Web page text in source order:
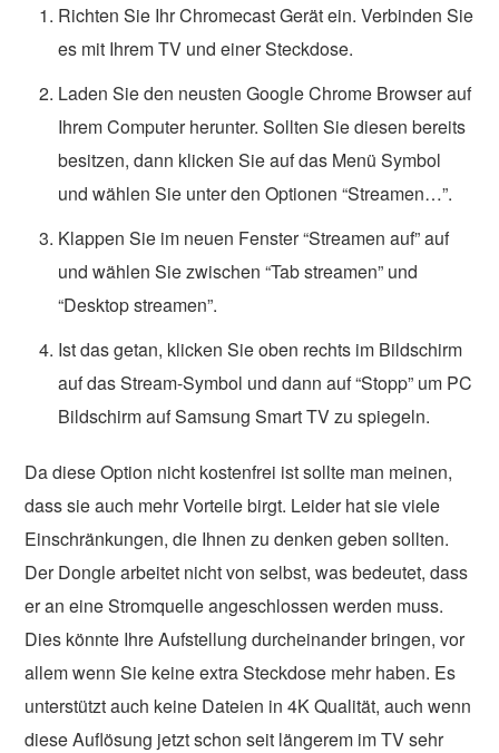
Richten Sie Ihr Chromecast Gerät ein. Verbinden Sie
es mit Ihrem TV und einer Steckdose.
Laden Sie den neusten Google Chrome Browser auf
Ihrem Computer herunter. Sollten Sie diesen bereits
besitzen, dann klicken Sie auf das Menü Symbol
und wählen Sie unter den Optionen “Streamen…”.
Klappen Sie im neuen Fenster “Streamen auf” auf
und wählen Sie zwischen “Tab streamen” und
“Desktop streamen”.
Ist das getan, klicken Sie oben rechts im Bildschirm
auf das Stream-Symbol und dann auf “Stopp” um PC
Bildschirm auf Samsung Smart TV zu spiegeln.
Da diese Option nicht kostenfrei ist sollte man meinen,
dass sie auch mehr Vorteile birgt. Leider hat sie viele
Einschränkungen, die Ihnen zu denken geben sollten.
Der Dongle arbeitet nicht von selbst, was bedeutet, dass
er an eine Stromquelle angeschlossen werden muss.
Dies könnte Ihre Aufstellung durcheinander bringen, vor
allem wenn Sie keine extra Steckdose mehr haben. Es
unterstützt auch keine Dateien in 4K Qualität, auch wenn
diese Auflösung jetzt schon seit längerem im TV sehr